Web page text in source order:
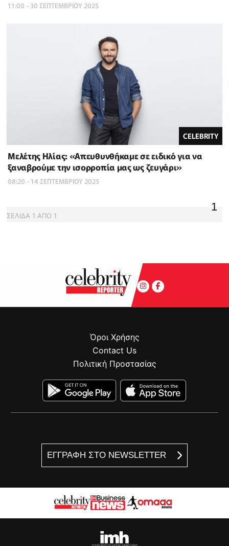
11:00 - 30 ΣΕΠΤΕΜΒΡΙΟΥ 2025
CELEBRITY
Μελέτης Ηλίας: «Απευθυνθήκαμε σε ειδικό για να
ξαναβρούμε την ισορροπία μας ως ζευγάρι»
08:20 - 14 ΣΕΠΤΕΜΒΡΙΟΥ 2025
ΣΕΛΙΔΑ 1 ΑΠΟ 1
1
ΕΓΓΡΑΦΗ ΣΤΟ NEWSLETTER
Όροι Χρήσης
Contact Us
Πολιτική Προστασίας